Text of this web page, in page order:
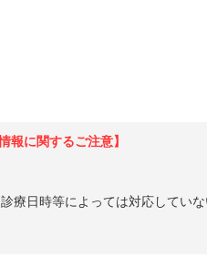
報に関するご注意】
療日時等によっては対応してい